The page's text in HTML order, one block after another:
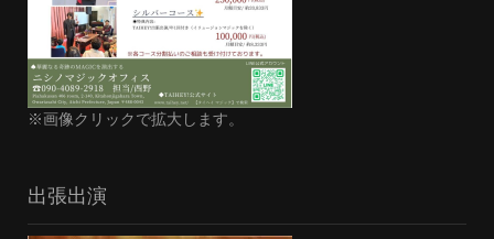
※画像クリックで拡大します。
出張出演